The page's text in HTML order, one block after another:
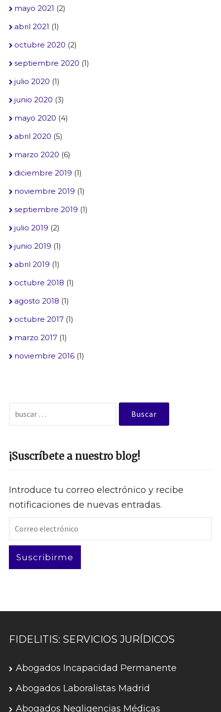
mayo 2021 (2)
abril 2021 (1)
octubre 2020 (2)
septiembre 2020 (1)
julio 2020 (1)
junio 2020 (3)
mayo 2020 (4)
abril 2020 (5)
marzo 2020 (6)
diciembre 2019 (1)
noviembre 2019 (1)
septiembre 2019 (1)
julio 2019 (2)
junio 2019 (1)
abril 2019 (1)
octubre 2018 (1)
agosto 2018 (1)
octubre 2017(1)
marzo 2017(1)
noviembre 2016(1)
¡Suscríbete a nuestro blog!
Introduce tu correo electrónico y recibe
notificaciones de nuevas entradas.
Correo
Suscribirme
FIDELITIS: SERVICIOS JURÍDICOS
Abogados Incapacidad Permanente
Abogados Laboralistas Madrid
Abogados Negligencias Médicas